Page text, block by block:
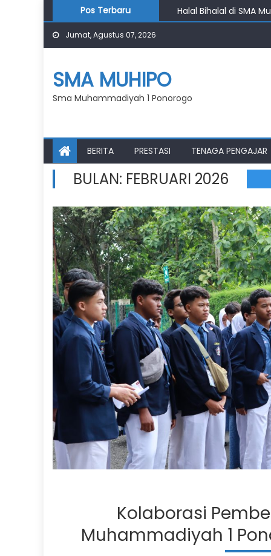
to
content
Pos Terbaru
Halal Bihalal di SMA
Penutupan Kampung
Haru dan Penuh
Jumat, Agustus 07, 2026
SMA MUHIPO
Sma Muhammadiyah 1 Ponorogo
BERITA PRESTASI TENAGA PENGAJAR
BULAN: FEBRUARI 2026
Kolaborasi
Muhammadiyah 1